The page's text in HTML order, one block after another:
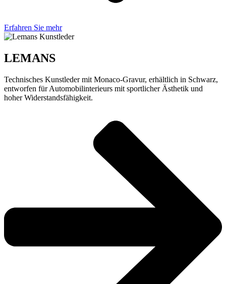
Erfahren Sie mehr
LEMANS
Technisches Kunstleder mit Monaco-Gravur, erhältlich in Schwarz,
entworfen für Automobilinterieurs mit sportlicher Ästhetik und
hoher Widerstandsfähigkeit.